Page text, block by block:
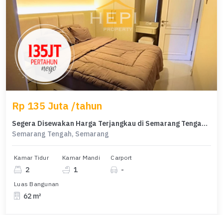
Rp 135 Juta /tahun
Segera Disewakan Harga Terjangkau di Semarang Tengah, Semarang
Semarang Tengah, Semarang
Kamar Tidur
2
Kamar Mandi
1
Carport
-
Luas Bangunan
62 m²